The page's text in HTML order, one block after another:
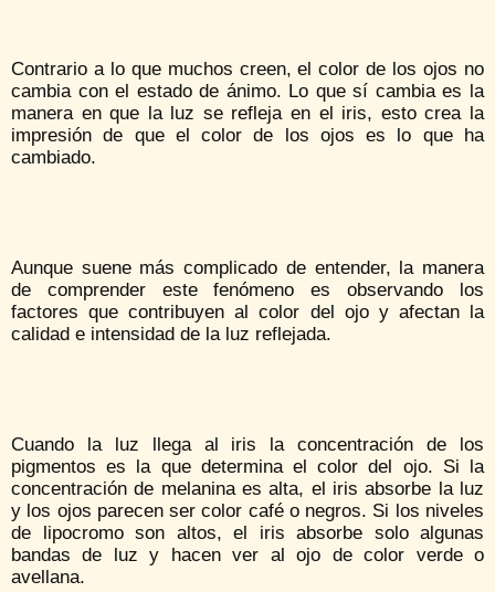
Contrario a lo que muchos creen, el color de los ojos no
cambia con el estado de ánimo. Lo que sí cambia es la
manera en que la luz se refleja en el iris, esto crea la
impresión de que el color de los ojos es lo que ha
cambiado.
Aunque suene más complicado de entender, la manera
de comprender este fenómeno es observando los
factores que contribuyen al color del ojo y afectan la
calidad e intensidad de la luz reflejada.
Cuando la luz llega al iris la concentración de los
pigmentos es la que determina el color del ojo. Si la
concentración de melanina es alta, el iris absorbe la luz
y los ojos parecen ser color café o negros. Si los niveles
de lipocromo son altos, el iris absorbe solo algunas
bandas de luz y hacen ver al ojo de color verde o
avellana.